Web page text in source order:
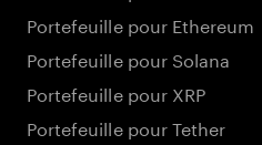
Portefeuille pour Ethereum
Portefeuille pour Solana
Portefeuille pour XRP
Portefeuille pour Tether